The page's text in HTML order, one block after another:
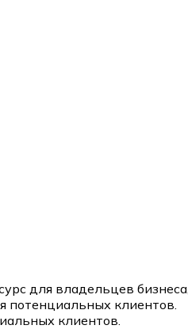
для владельцев бизнеса,
клиентов.
клиентов.